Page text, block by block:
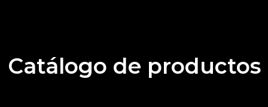
Catálogo de productos